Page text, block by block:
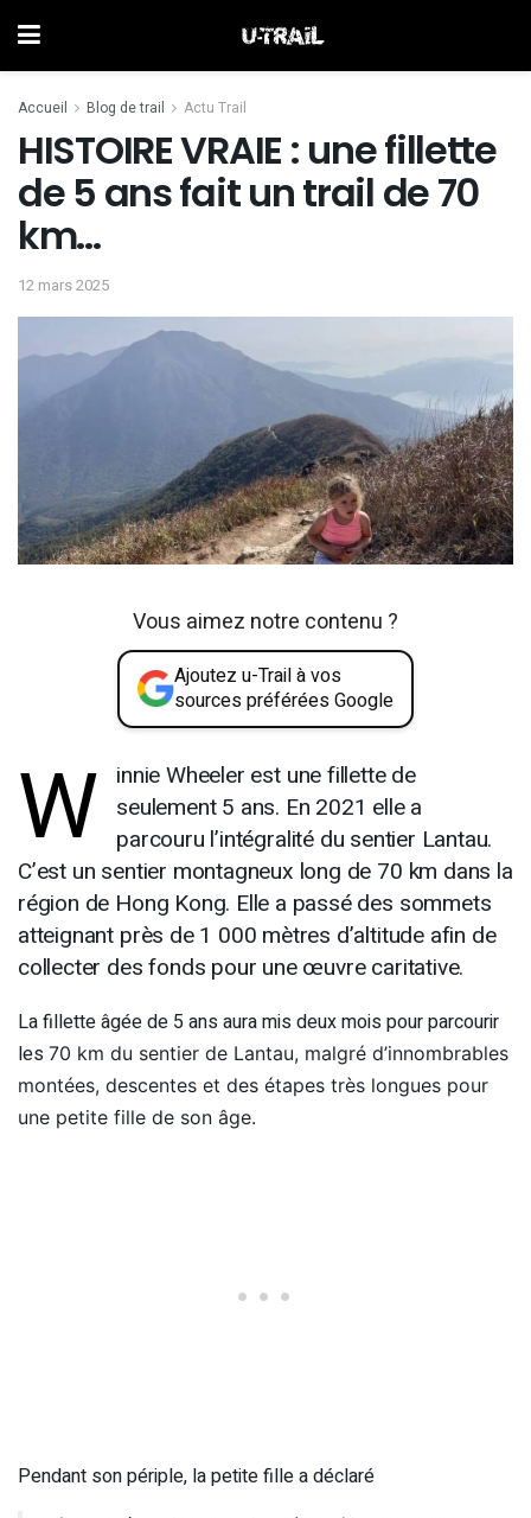
Accueil Blog de trail Actu Trail
HISTOIRE VRAIE : une fillette
de 5 ans fait un trail de 70
km…
12 mars 2025
Vous aimez notre contenu ?
Ajoutez u-Trail à vos
sources préférées Google
W
innie Wheeler est une fillette de
seulement 5 ans. En 2021 elle a
parcouru l’intégralité du sentier Lantau.
C’est un sentier montagneux long de 70 km dans la
région de Hong Kong. Elle a passé des sommets
atteignant près de 1 000 mètres d’altitude afin de
collecter des fonds pour une œuvre caritative.
La fillette âgée de 5 ans aura mis deux mois pour parcourir
les 70 km du sentier de Lantau, malgré d’innombrables
montées, descentes et des étapes très longues pour
une petite fille de son âge.
Pendant son périple, la petite fille a déclaré